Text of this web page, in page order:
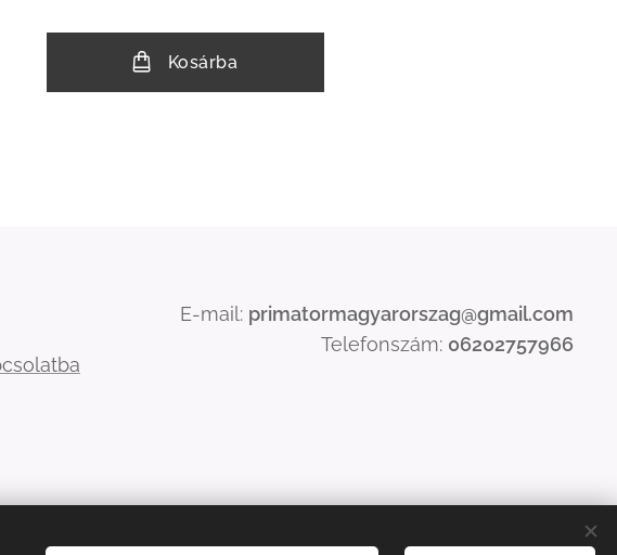
Kosárba
E-mail: primatormagyarorszag@gmail.com
Telefonszám: 06202757966